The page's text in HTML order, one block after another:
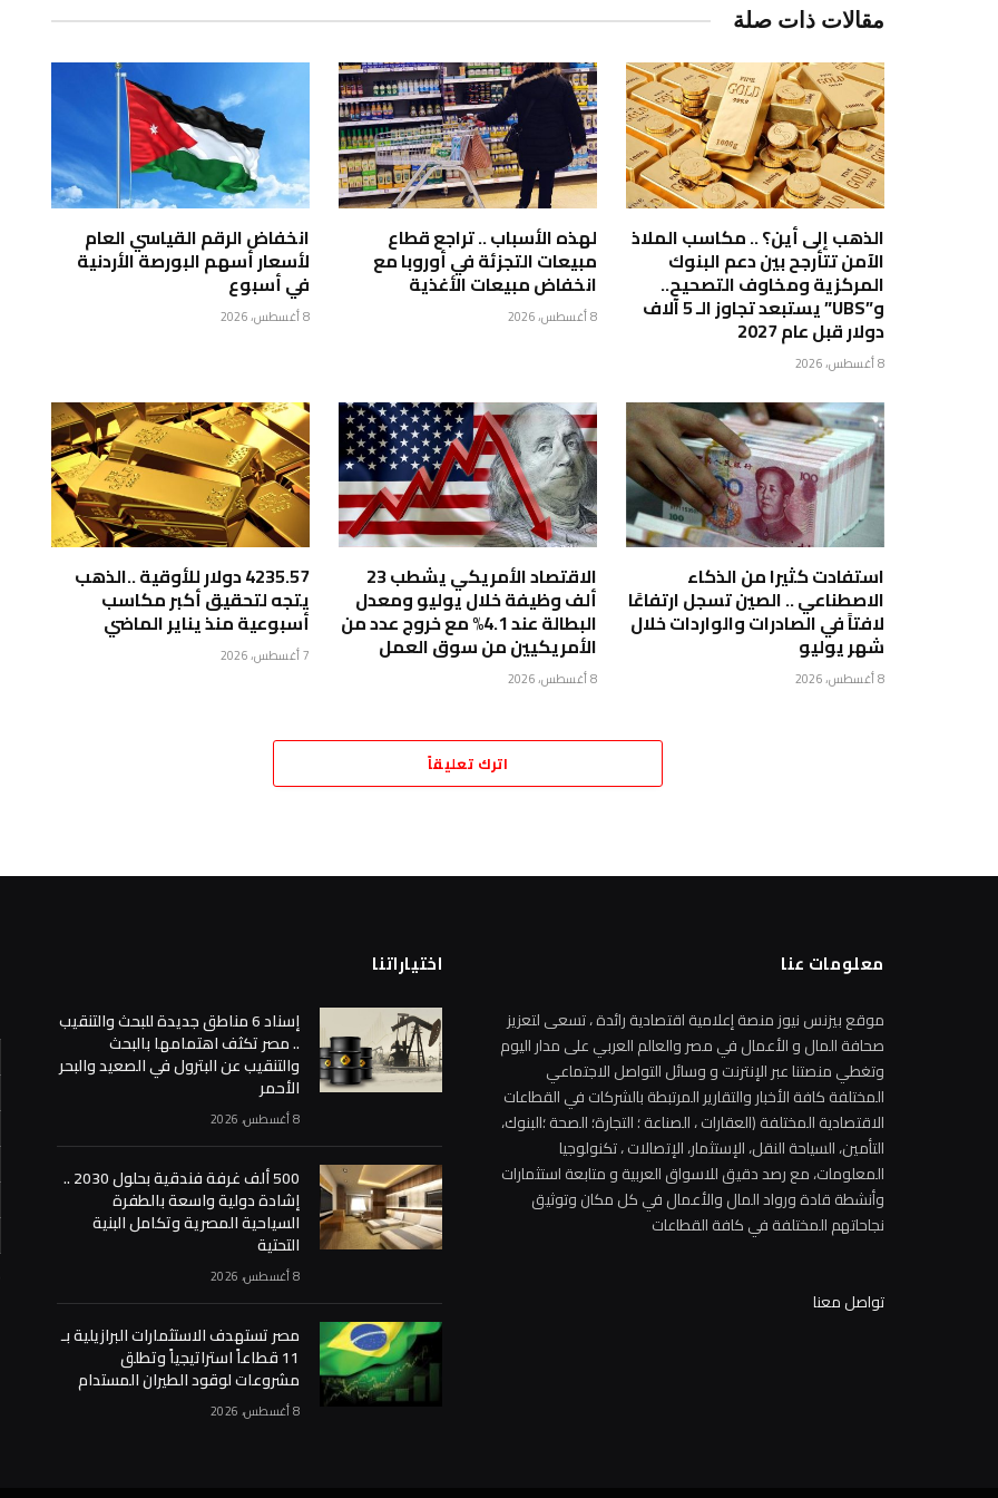
مقالات ذات صلة
الذهب إلى أين؟ .. مكاسب الملاذ
الآمن تتأرجح بين دعم البنوك
المركزية ومخاوف التصحيح..
و”UBS” يستبعد تجاوز الـ 5 آلاف
دولار قبل عام 2027
8 أغسطس، 2026
لهذه الأسباب .. تراجع قطاع
مبيعات التجزئة في أوروبا مع
انخفاض مبيعات الأغذية
8 أغسطس، 2026
انخفاض الرقم القياسي العام
لأسعار أسهم البورصة الأردنية
في أسبوع
8 أغسطس، 2026
استفادت كثيرا من الذكاء
الاصطناعي .. الصين تسجل ارتفاعًا
لافتاً في الصادرات والواردات خلال
شهر يوليو
8 أغسطس، 2026
الاقتصاد الأمريكي يشطب 23
ألف وظيفة خلال يوليو ومعدل
البطالة عند 4.1% مع خروج عدد من
الأمريكيين من سوق العمل
8 أغسطس، 2026
4235.57 دولار للأوقية ..الذهب
يتجه لتحقيق أكبر مكاسب
أسبوعية منذ يناير الماضي
7 أغسطس، 2026
اترك تعليقاً
معلومات عنا
موقع بيزنس نيوز منصة إعلامية اقتصادية رائدة ، تسعى لتعزيز
صحافة المال و الأعمال في مصر والعالم العربي على مدار اليوم
وتغطي منصتنا عبر الإنترنت و وسائل التواصل الاجتماعي
المختلفة كافة الأخبار والتقارير المرتبطة بالشركات في القطاعات
الاقتصادية المختلفة (العقارات ، الصناعة ؛ التجارة؛ الصحة ؛البنوك،
التأمين، السياحة النقل، الإستثمار، الإتصالات ، تكنولوجيا
المعلومات، مع رصد دقيق للاسواق العربية و متابعة استثمارات
وأنشطة قادة ورواد المال والأعمال في كل مكان وتوثيق
نجاحاتهم المختلفة في كافة القطاعات
تواصل معنا
اختياراتنا
إسناد 6 مناطق جديدة للبحث والتنقيب
.. مصر تكثف اهتمامها بالبحث
والتنقيب عن البترول في الصعيد والبحر
الأحمر
8 أغسطس، 2026
500 ألف غرفة فندقية بحلول 2030 ..
إشادة دولية واسعة بالطفرة
السياحية المصرية وتكامل البنية
التحتية
8 أغسطس، 2026
مصر تستهدف الاستثمارات البرازيلية بـ
11 قطاعاً استراتيجياً وتطلق
مشروعات لوقود الطيران المستدام
8 أغسطس، 2026